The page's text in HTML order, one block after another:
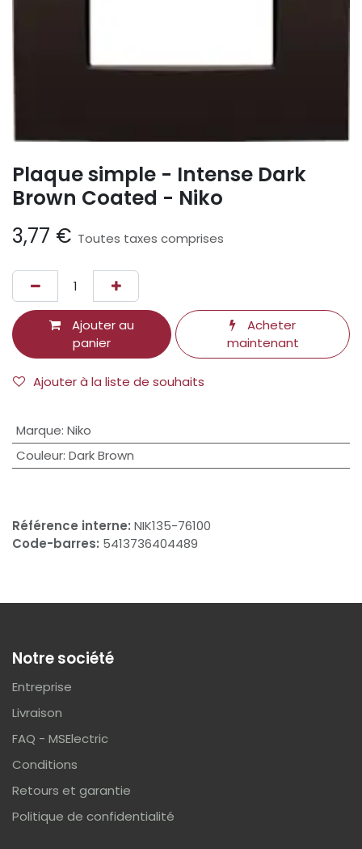
Plaque simple - Intense Dark
Brown Coated - Niko
3,77 € Toutes taxes comprises
Ajouter au
panier
Acheter
maintenant
Ajouter à la liste de souhaits
Marque: Niko
Couleur: Dark Brown
Référence interne: NIK135-76100
Code-barres: 5413736404489
Notre société
Entreprise
Livraison
FAQ - MSElectric
Conditions
Retours et garantie
Politique de confidentialité